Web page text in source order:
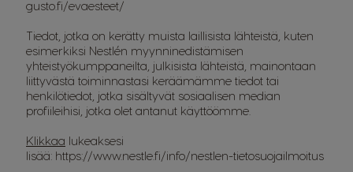
gusto.fi/evaesteet/
Tiedot, jotka on kerätty muista laillisista lähteistä, kuten
esimerkiksi Nestlén myynninedistämisen
yhteistyökumppaneilta, julkisista lähteistä, mainontaan
liittyvästä toiminnastasi keräämämme tiedot tai
henkilötiedot, jotka sisältyvät sosiaalisen median
profiileihisi, jotka olet antanut käyttöömme.
Klikkaa lukeaksesi
lisää: https://www.nestle.fi/info/nestlen-tietosuojailmoitus